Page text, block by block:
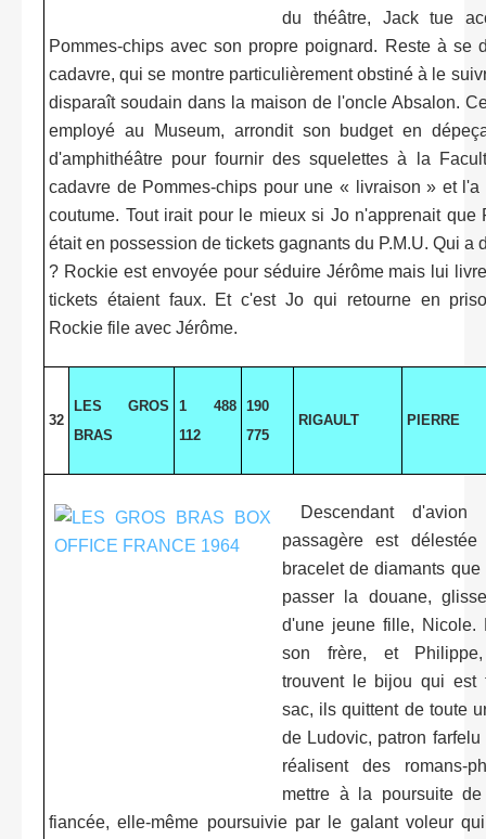
du théâtre, Jack tue
Pommes-chips avec son propre poignard. Reste à se
cadavre, qui se montre particulièrement obstiné à le
disparaît soudain dans la maison de l'oncle Absalon.
employé au Museum, arrondit son budget en
d'amphithéâtre pour fournir des squelettes à la
cadavre de Pommes-chips pour une « livraison » et l'a
coutume. Tout irait pour le mieux si Jo n'apprenait que
était en possession de tickets gagnants du P.M.U. Qui a
? Rockie est envoyée pour séduire Jérôme mais lui
tickets étaient faux. Et c'est Jo qui retourne en
Rockie file avec Jérôme.
32
LES GROS
BRAS
1 488
112
190
775
RIGAULT PIERRE
Descendant
passagère est
bracelet de diamants
passer la douane,
d'une jeune fille, Nicole.
son frère, et
trouvent le bijou qui est
sac, ils quittent de toute
de Ludovic, patron
réalisent des romans-
mettre à la poursuite
fiancée, elle-même poursuivie par le galant voleur